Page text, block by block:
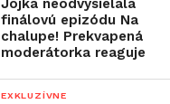
Jojka neodvysielala
finálovú epizódu Na
chalupe! Prekvapená
moderátorka reaguje
EXKLUZÍVNE